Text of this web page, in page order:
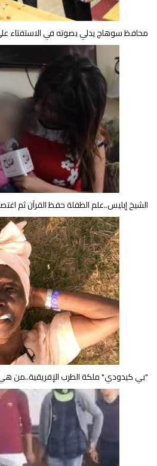
محافظ سوهاج يدلي بصوته في الاستفتاء
الشيخ إبليس..علم الطفلة حفظ القرآن ثم
"بي كيدودي" ملكة الطرب الإفريقية..من هي